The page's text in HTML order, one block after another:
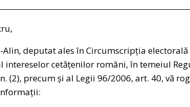
deputat ales în Circumscripția electorală
intereselor cetățenilor români, în temeiul
(2), precum și al Legii 96/2006, art. 40, vă